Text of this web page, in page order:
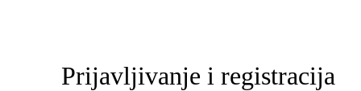
Prijavljivanje i registracija